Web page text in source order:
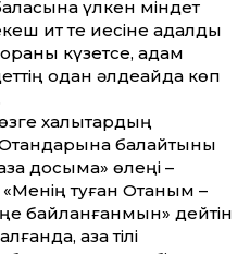
үлкен міндет
ит те иесіне адалдық
күзетсе, адам
одан әлдеқайда көп
халықтардың
балайтыны
досыма» өлеңі –
туған Отаным –
байланғанмын» дейтін
қазақ тілі